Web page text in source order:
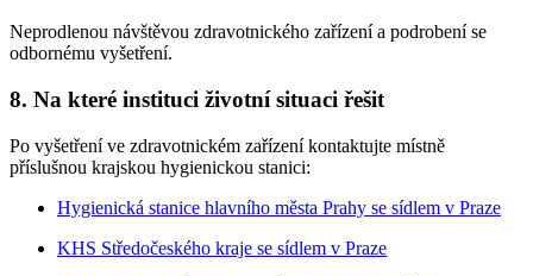
Neprodlenou návštěvou zdravotnického zařízení a podrobení se
odbornému vyšetření.
8. Na které instituci životní situaci řešit
Po vyšetření ve zdravotnickém zařízení kontaktujte místně
příslušnou krajskou hygienickou stanici:
Hygienická stanice hlavního města Prahy se sídlem v Praze
KHS Středočeského kraje se sídlem v Praze